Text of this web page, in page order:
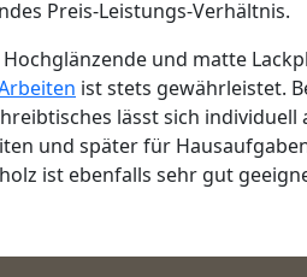
Preis-Leistungs-Verhältnis.
und matte
ist stets gewährleistet.
lässt sich
und später für
ist ebenfalls sehr gut